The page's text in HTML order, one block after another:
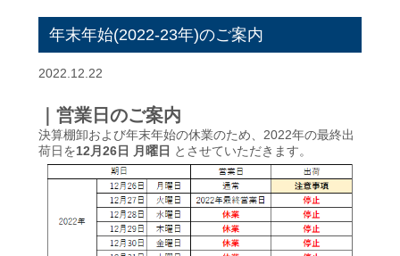
年末年始(2022-23年)のご案内
2022.12.22
｜営業日のご案内
決算棚卸および年末年始の休業のため、2022年の最終出
荷日を12月26日 月曜日 とさせていただきます。